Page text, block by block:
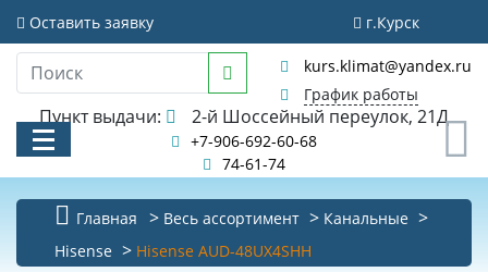
Оставить заявку г.Курск
kurs.klimat@yandex.ru
График работы
Пункт выдачи: 2-й Шоссейный переулок, 21Д
+7-906-692-60-68
74-61-74
КАТАЛОГ
Главная Весь ассортимент
Канальные
Hisense
Hisense AUD-48UX4SHH